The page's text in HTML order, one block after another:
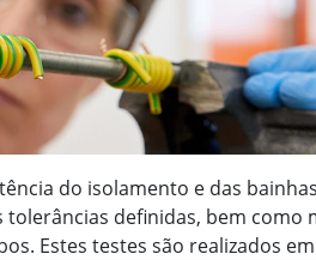
do isolamento e das
definidas, bem
Estes testes são realizados